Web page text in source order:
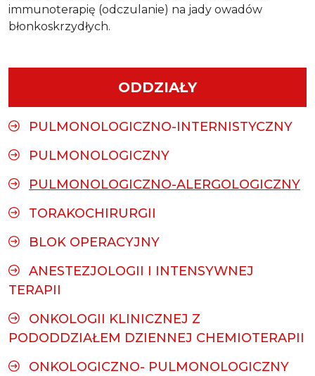
immunoterapię (odczulanie) na jady owadów
błonkoskrzydłych.
ODDZIAŁY
PULMONOLOGICZNO-INTERNISTYCZNY
PULMONOLOGICZNY
PULMONOLOGICZNO-ALERGOLOGICZNY
TORAKOCHIRURGII
BLOK OPERACYJNY
ANESTEZJOLOGII I INTENSYWNEJ
TERAPII
ONKOLOGII KLINICZNEJ Z
PODODDZIAŁEM DZIENNEJ CHEMIOTERAPII
ONKOLOGICZNO- PULMONOLOGICZNY